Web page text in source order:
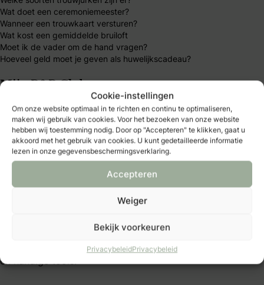
Cookie-instellingen
Om onze website optimaal in te richten en continu te optimaliseren,
maken wij gebruik van cookies. Voor het bezoeken van onze website
hebben wij toestemming nodig. Door op "Accepteren" te klikken, gaat u
akkoord met het gebruik van cookies. U kunt gedetailleerde informatie
lezen in onze gegevensbeschermingsverklaring.
Accepteren
Weiger
Bekijk voorkeuren
PrivacybeleidPrivacybeleid
Wat doet een ceremoniemeester?
Wanneer een trouwkaart versturen?
Wat kost een gemiddelde bruiloft
Moet ik de vader om de hand vragen?
Hoeveel geld moet je geven als huwelijkscadeau?
Mijn B&B Club
B&B Club – inloggen
B&B Club – registreren
B&B Club – voordelen
B&B Club – voorwaarden
Over Bruid & Bruidegom
Al 40 jaar dé plek voor bruidsparen die hun trouwdag
betrouwbare trouwexperts op één platform. Word B&B
Club-member en ontdek exclusieve voordelen, kortingen
en handige tools.